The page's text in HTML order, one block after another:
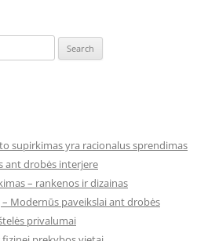
supirkimas yra racionalus sprendimas
ant drobės interjere
– rankenos ir dizainas
Modernūs paveikslai ant drobės
privalumai